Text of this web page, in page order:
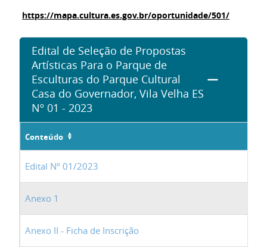
https://mapa.cultura.es.gov.br/oportunidade/501/
Edital de Seleção de Propostas
Artísticas Para o Parque de
Esculturas do Parque Cultural
Casa do Governador, Vila Velha ES
Nº 01 - 2023
Conteúdo
Edital Nº 01/2023
Anexo 1
Anexo II - Ficha de Inscrição